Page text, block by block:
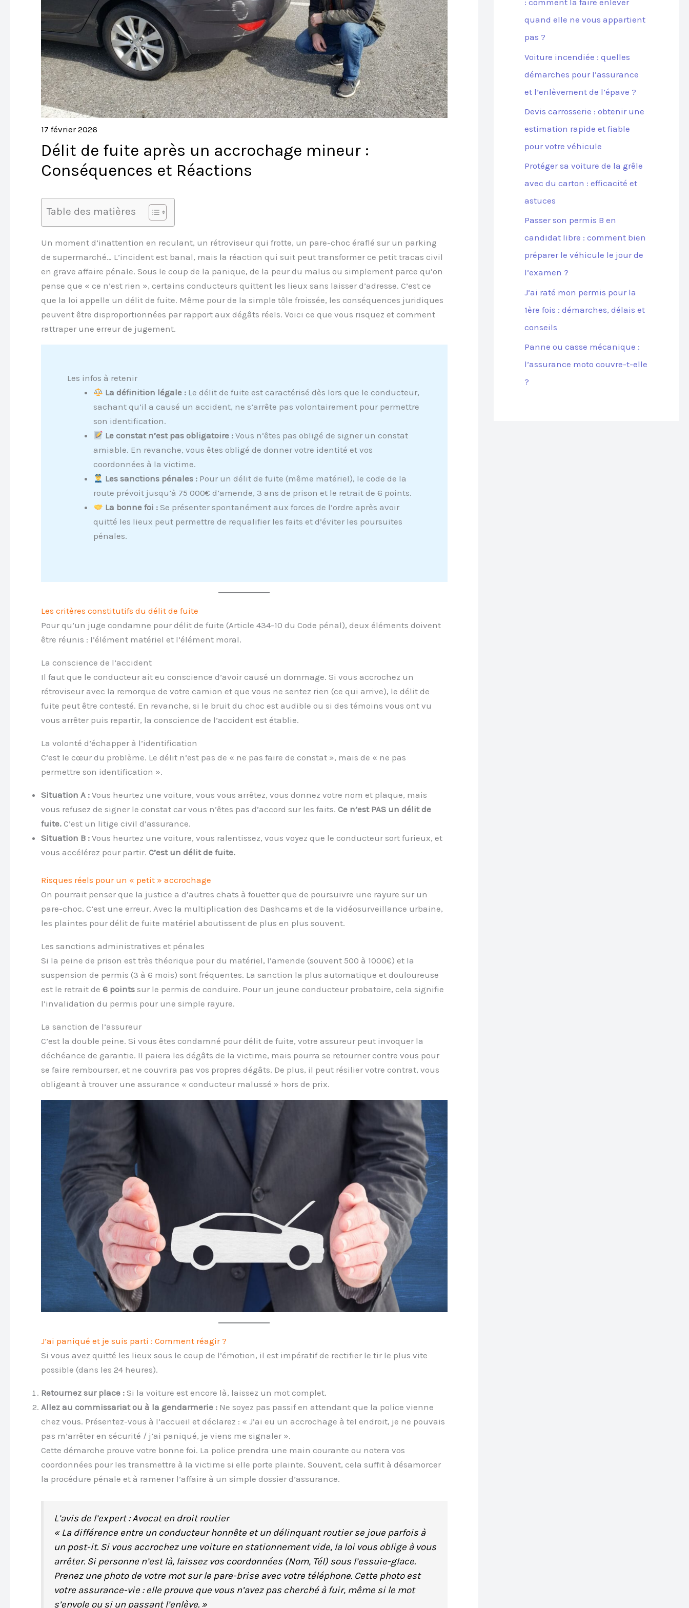
17 février 2026
Délit de fuite après un accrochage mineur :
Conséquences et Réactions
Table des matières
Un moment d’inattention en reculant, un rétroviseur qui frotte, un pare-choc éraflé sur un parking
de supermarché… L’incident est banal, mais la réaction qui suit peut transformer ce petit tracas civil
en grave affaire pénale. Sous le coup de la panique, de la peur du malus ou simplement parce qu’on
pense que « ce n’est rien », certains conducteurs quittent les lieux sans laisser d’adresse. C’est ce
que la loi appelle un délit de fuite. Même pour de la simple tôle froissée, les conséquences juridiques
peuvent être disproportionnées par rapport aux dégâts réels. Voici ce que vous risquez et comment
rattraper une erreur de jugement.
Les infos à retenir
La définition légale : Le délit de fuite est caractérisé dès lors que le conducteur,
sachant qu’il a causé un accident, ne s’arrête pas volontairement pour permettre
son identification.
Le constat n’est pas obligatoire : Vous n’êtes pas obligé de signer un constat
amiable. En revanche, vous êtes obligé de donner votre identité et vos
coordonnées à la victime.
Les sanctions pénales : Pour un délit de fuite (même matériel), le code de la
route prévoit jusqu’à 75 000€ d’amende, 3 ans de prison et le retrait de 6 points.
La bonne foi : Se présenter spontanément aux forces de l’ordre après avoir
quitté les lieux peut permettre de requalifier les faits et d’éviter les poursuites
pénales.
Les critères constitutifs du délit de fuite
Pour qu’un juge condamne pour délit de fuite (Article 434-10 du Code pénal), deux éléments doivent
être réunis : l’élément matériel et l’élément moral.
La conscience de l’accident
Il faut que le conducteur ait eu conscience d’avoir causé un dommage. Si vous accrochez un
rétroviseur avec la remorque de votre camion et que vous ne sentez rien (ce qui arrive), le délit de
fuite peut être contesté. En revanche, si le bruit du choc est audible ou si des témoins vous ont vu
vous arrêter puis repartir, la conscience de l’accident est établie.
La volonté d’échapper à l’identification
C’est le cœur du problème. Le délit n’est pas de « ne pas faire de constat », mais de « ne pas
permettre son identification ».
Situation A : Vous heurtez une voiture, vous vous arrêtez, vous donnez votre nom et plaque, mais
vous refusez de signer le constat car vous n’êtes pas d’accord sur les faits. Ce n’est PAS un délit de
fuite. C’est un litige civil d’assurance.
Situation B : Vous heurtez une voiture, vous ralentissez, vous voyez que le conducteur sort furieux, et
vous accélérez pour partir. C’est un délit de fuite.
Risques réels pour un « petit » accrochage
On pourrait penser que la justice a d’autres chats à fouetter que de poursuivre une rayure sur un
pare-choc. C’est une erreur. Avec la multiplication des Dashcams et de la vidéosurveillance urbaine,
les plaintes pour délit de fuite matériel aboutissent de plus en plus souvent.
Les sanctions administratives et pénales
Si la peine de prison est très théorique pour du matériel, l’amende (souvent 500 à 1000€) et la
suspension de permis (3 à 6 mois) sont fréquentes. La sanction la plus automatique et douloureuse
est le retrait de 6 points sur le permis de conduire. Pour un jeune conducteur probatoire, cela signifie
l’invalidation du permis pour une simple rayure.
La sanction de l’assureur
C’est la double peine. Si vous êtes condamné pour délit de fuite, votre assureur peut invoquer la
déchéance de garantie. Il paiera les dégâts de la victime, mais pourra se retourner contre vous pour
se faire rembourser, et ne couvrira pas vos propres dégâts. De plus, il peut résilier votre contrat, vous
obligeant à trouver une assurance « conducteur malussé » hors de prix.
J’ai paniqué et je suis parti : Comment réagir ?
Si vous avez quitté les lieux sous le coup de l’émotion, il est impératif de rectifier le tir le plus vite
possible (dans les 24 heures).
Retournez sur place : Si la voiture est encore là, laissez un mot complet.
Allez au commissariat ou à la gendarmerie : Ne soyez pas passif en attendant que la police vienne
chez vous. Présentez-vous à l’accueil et déclarez : « J’ai eu un accrochage à tel endroit, je ne pouvais
pas m’arrêter en sécurité / j’ai paniqué, je viens me signaler ».
Cette démarche prouve votre bonne foi. La police prendra une main courante ou notera vos
coordonnées pour les transmettre à la victime si elle porte plainte. Souvent, cela suffit à désamorcer
la procédure pénale et à ramener l’affaire à un simple dossier d’assurance.
L’avis de l’expert : Avocat en droit routier
« La différence entre un conducteur honnête et un délinquant routier se joue parfois à
un post-it. Si vous accrochez une voiture en stationnement vide, la loi vous oblige à vous
arrêter. Si personne n’est là, laissez vos coordonnées (Nom, Tél) sous l’essuie-glace.
Prenez une photo de votre mot sur le pare-brise avec votre téléphone. Cette photo est
votre assurance-vie : elle prouve que vous n’avez pas cherché à fuir, même si le mot
s’envole ou si un passant l’enlève. »
: comment la faire enlever
quand elle ne vous appartient
pas ?
Voiture incendiée : quelles
démarches pour l’assurance
et l’enlèvement de l’épave ?
Devis carrosserie : obtenir une
estimation rapide et fiable
pour votre véhicule
Protéger sa voiture de la grêle
avec du carton : efficacité et
astuces
Passer son permis B en
candidat libre : comment bien
préparer le véhicule le jour de
l’examen ?
J’ai raté mon permis pour la
1ère fois : démarches, délais et
conseils
Panne ou casse mécanique :
l’assurance moto couvre-t-elle
?